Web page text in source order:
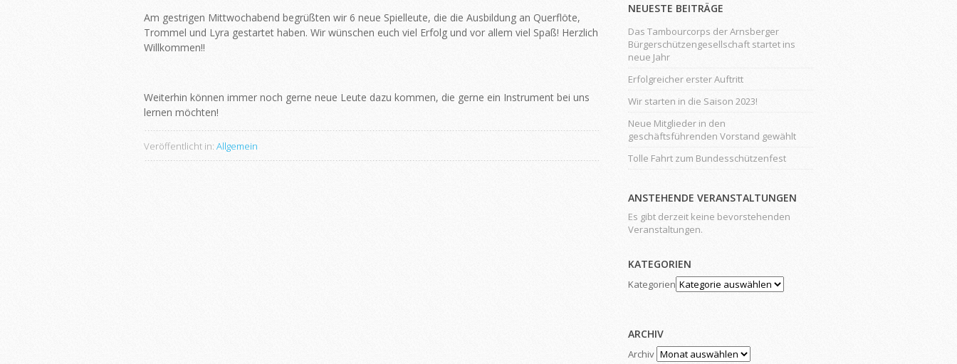
Am gestrigen Mittwochabend begrüßten wir 6 neue Spielleute, die die Ausbildung an Querflöte,
Trommel und Lyra gestartet haben. Wir wünschen euch viel Erfolg und vor allem viel Spaß! Herzlich
Willkommen!!
Weiterhin können immer noch gerne neue Leute dazu kommen, die gerne ein Instrument bei uns
lernen möchten!
Veröffentlicht in: Allgemein
NEUESTE BEITRÄGE
Das Tambourcorps der Arnsberger
Bürgerschützengesellschaft startet ins
neue Jahr
Erfolgreicher erster Auftritt
Wir starten in die Saison 2023!
Neue Mitglieder in den
geschäftsführenden Vorstand gewählt
Tolle Fahrt zum Bundesschützenfest
ANSTEHENDE VERANSTALTUNGEN
Es gibt derzeit keine bevorstehenden
Veranstaltungen.
KATEGORIEN
Kategorien
ARCHIV
Archiv